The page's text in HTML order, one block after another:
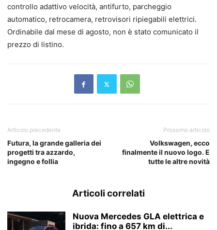
controllo adattivo velocità, antifurto, parcheggio
automatico, retrocamera, retrovisori ripiegabili elettrici.
Ordinabile dal mese di agosto, non è stato comunicato il
prezzo di listino.
Articolo precedente
Futura, la grande galleria dei
progetti tra azzardo,
ingegno e follia
Prossimo articolo
Volkswagen, ecco
finalmente il nuovo logo. E
tutte le altre novità
Articoli correlati
Nuova Mercedes GLA elettrica e
ibrida: fino a 657 km di...